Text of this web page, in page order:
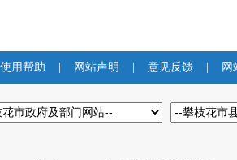
使用帮助 网站声明 意见反馈 网